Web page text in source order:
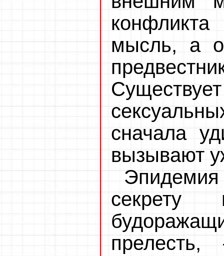
мысль, а
сначала
вызывают
секрету